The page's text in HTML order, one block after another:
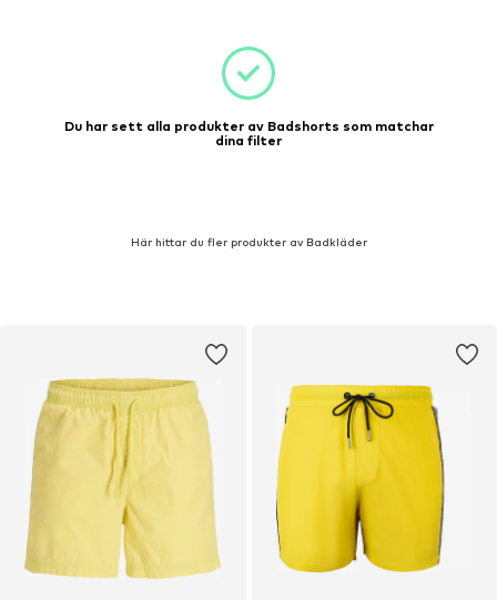
Du har sett alla produkter av Badshorts som matchar
dina filter
Här hittar du fler produkter av Badkläder